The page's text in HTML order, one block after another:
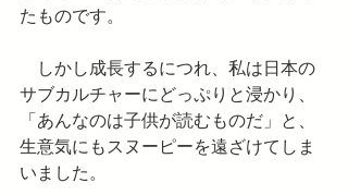
たものです。
しかし成長するにつれ、私は日本の
サブカルチャーにどっぷりと浸かり、
「あんなのは子供が読むものだ」と、
生意気にもスヌーピーを遠ざけてしま
いました。